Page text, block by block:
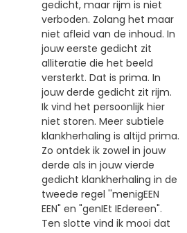
gedicht, maar rijm is niet
verboden. Zolang het maar
niet afleid van de inhoud. In
jouw eerste gedicht zit
alliteratie die het beeld
versterkt. Dat is prima. In
jouw derde gedicht zit rijm.
Ik vind het persoonlijk hier
niet storen. Meer subtiele
klankherhaling is altijd prima.
Zo ontdek ik zowel in jouw
derde als in jouw vierde
gedicht klankherhaling in de
tweede regel ''menigEEN
EEN" en "genIEt IEdereen".
Ten slotte vind ik mooi dat